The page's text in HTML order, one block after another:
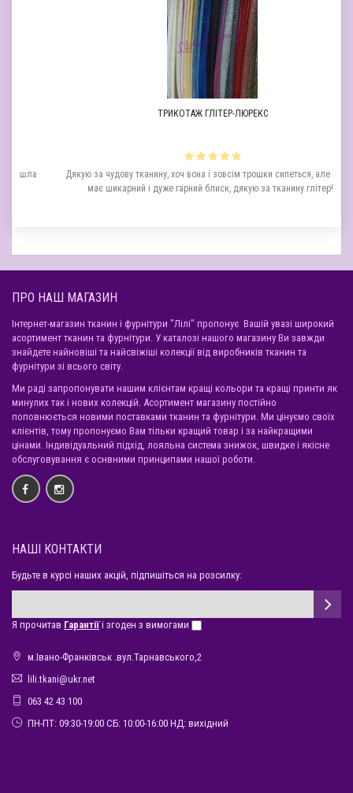
ТРИКОТАЖ ГЛІТЕР-ЛЮРЕКС
Дякую за чудову тканину, хоч вона і зовсім трошки сипеться, але вигляд
має шикарний і дуже гарний блиск, дякую за тканину глітер!..
ПРО НАШ МАГАЗИН
Інтернет-магазин тканин і фурнітури "Лілі" пропонує Вашій увазі широкий
асортимент тканин та фурнітури. У каталозі нашого магазину Ви завжди
знайдете найновіші та найсвіжіші колекції від виробників тканин та
фурнітури зі всього світу.
Ми раді запропонувати нашим клієнтам кращі кольори та кращі принти як
минулих так і нових колекцій. Асортимент магазину постійно
поповнюється новими поставками тканин та фурнітури. Ми цінуємо своїх
клієнтів, тому пропонуємо Вам тільки кращий товар і за найкращими
цінами. Індивідуальний підхід, лояльна система знижок, швидке і якісне
обслуговування є оснвними принципами нашої роботи.
НАШІ КОНТАКТИ
Будьте в курсі наших акцій, підпишіться на розсилку:
Я прочитав Гарантіїі згоден з вимогами
м.Івано-Франківськ .вул.Тарнавського,2
lili.tkani@ukr.net
063 42 43 100
ПН-ПТ: 09:30-19:00 СБ: 10:00-16:00 НД: вихідний